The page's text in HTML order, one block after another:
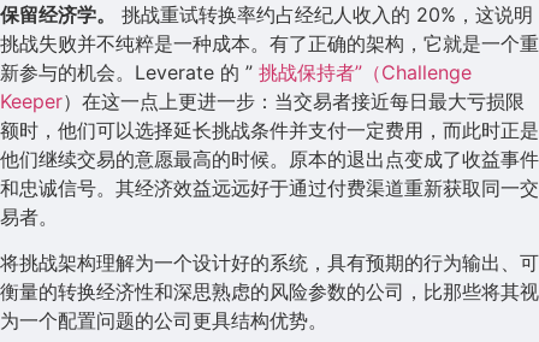
保留经济学。
挑战重试转换率约占经纪人收入的 20%，这说明
挑战失败并不纯粹是一种成本。有了正确的架构，它就是一个重
新参与的机会。Leverate 的 ” 挑战保持者”（Challenge
Keeper）在这一点上更进一步：当交易者接近每日最大亏损限
额时，他们可以选择延长挑战条件并支付一定费用，而此时正是
他们继续交易的意愿最高的时候。原本的退出点变成了收益事件
和忠诚信号。其经济效益远远好于通过付费渠道重新获取同一交
易者。
将挑战架构理解为一个设计好的系统，具有预期的行为输出、可
衡量的转换经济性和深思熟虑的风险参数的公司，比那些将其视
为一个配置问题的公司更具结构优势。